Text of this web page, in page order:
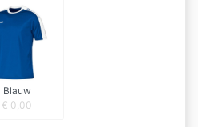
Blauw
€ 0,00